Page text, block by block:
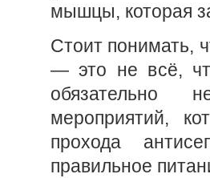
мышцы, которая
Стоит понимать,
— это не всё,
обязательно
мероприятий,
прохода
правильное